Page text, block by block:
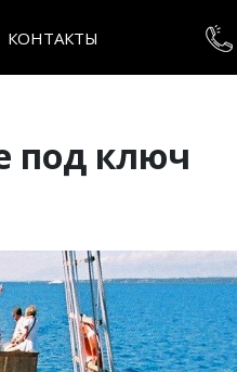
КОНТАКТЫ
под ключ